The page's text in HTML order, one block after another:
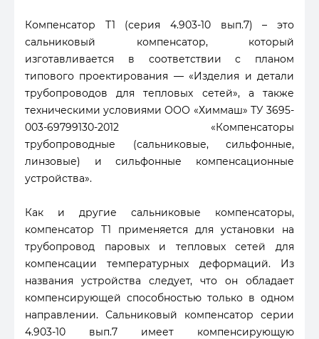
Компенсатор Т1 (серия 4.903-10 вып.7) – это
сальниковый компенсатор, который
изготавливается в соответствии с планом
типового проектирования — «Изделия и детали
трубопроводов для тепловых сетей», а также
техническими условиями ООО «Химмаш» ТУ 3695-
003-69799130-2012 «Компенсаторы
трубопроводные (сальниковые, сильфонные,
линзовые) и сильфонные компенсационные
устройства».
Как и другие сальниковые компенсаторы,
компенсатор Т1 применяется для установки на
трубопровод паровых и тепловых сетей для
компенсации температурных деформаций. Из
названия устройства следует, что он обладает
компенсирующей способностью только в одном
направлении. Сальниковый компенсатор серии
4.903-10 вып.7 имеет компенсирующую